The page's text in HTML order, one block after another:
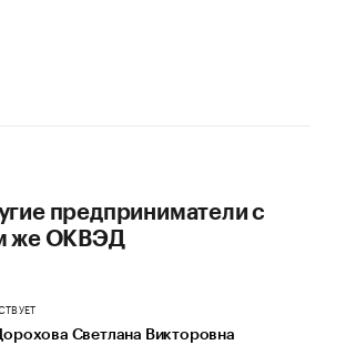
предприниматели с
же ОКВЭД
Светлана Викторовна